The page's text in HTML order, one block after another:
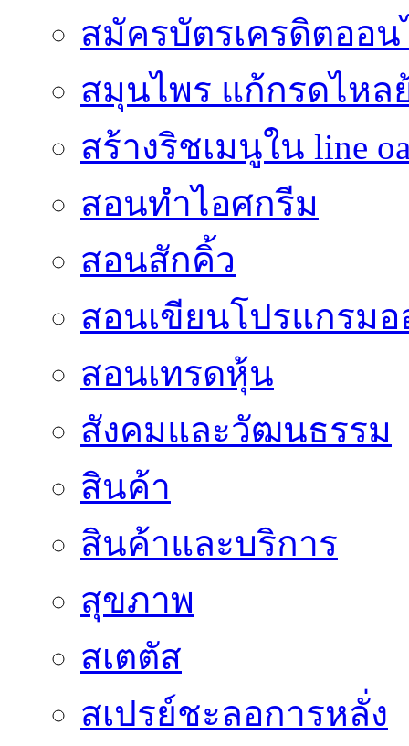
สมัครบัตรเครดิตออ
สมุนไพร แก้กรดไหล
สร้างริชเมนูใน line
สอนทำไอศกรีม
สอนสักคิ้ว
สอนเขียนโปรแกรม
สอนเทรดหุ้น
สังคมและวัฒนธรรม
สินค้า
สินค้าและบริการ
สุขภาพ
สเตตัส
สเปรย์ชะลอการหลั่ง